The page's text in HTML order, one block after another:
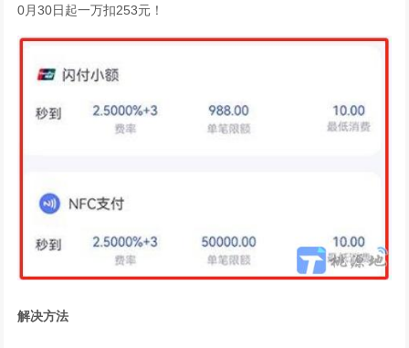
0月30日起一万扣253元！
解决方法